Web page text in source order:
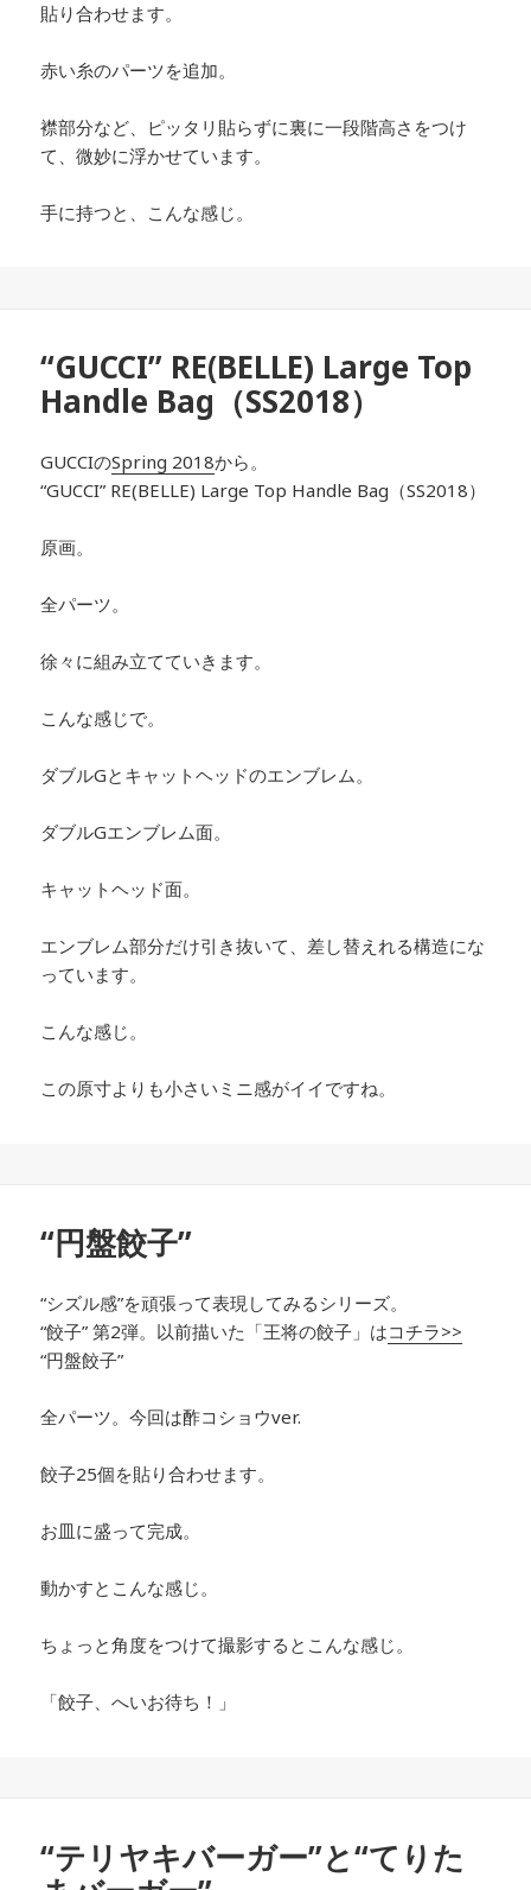
貼り合わせます。
赤い糸のパーツを追加。
襟部分など、ピッタリ貼らずに裏に一段階高さをつけ
て、微妙に浮かせています。
手に持つと、こんな感じ。
“GUCCI” RE(BELLE) Large Top
Handle Bag（SS2018）
GUCCIのSpring 2018から。
“GUCCI” RE(BELLE) Large Top Handle Bag（SS2018）
原画。
全パーツ。
徐々に組み立てていきます。
こんな感じで。
ダブルGとキャットヘッドのエンブレム。
ダブルGエンブレム面。
キャットヘッド面。
エンブレム部分だけ引き抜いて、差し替えれる構造にな
っています。
こんな感じ。
この原寸よりも小さいミニ感がイイですね。
“円盤餃子”
“シズル感”を頑張って表現してみるシリーズ。
“餃子” 第2弾。以前描いた「王将の餃子」はコチラ>>
“円盤餃子”
全パーツ。今回は酢コショウver.
餃子25個を貼り合わせます。
お皿に盛って完成。
動かすとこんな感じ。
ちょっと角度をつけて撮影するとこんな感じ。
「餃子、へいお待ち！」
“テリヤキバーガー”と“てりた